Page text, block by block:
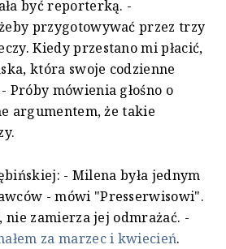
być reporterką. -
przygotowywać przez trzy
Kiedy przestano mi płacić,
która swoje codzienne
Próby mówienia głośno o
argumentem, że takie
- Milena była jednym
- mówi "Presserwisowi".
nie zamierza jej odmrażać. -
za marzec i kwiecień.